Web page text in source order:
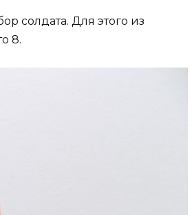
солдата. Для этого из
8.